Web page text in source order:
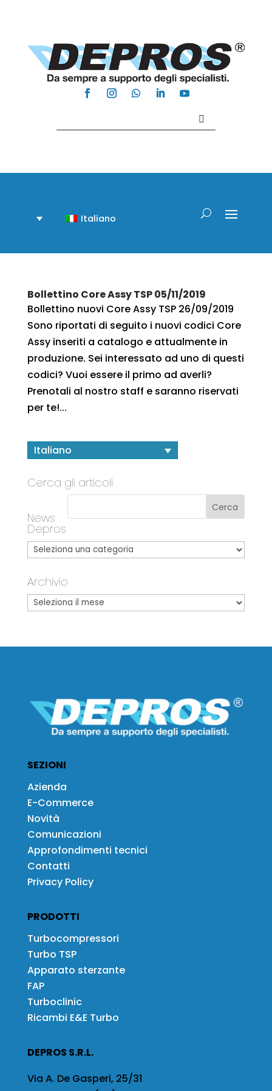
Italiano
Bollettino Core Assy TSP 05/11/2019
Bollettino nuovi Core Assy TSP 26/09/2019
Sono riportati di seguito i nuovi codici Core
Assy inseriti a catalogo e attualmente in
produzione. Sei interessato ad uno di questi
codici? Vuoi essere il primo ad averli?
Prenotali al nostro staff e saranno riservati
per te!...
Italiano
Cerca gli articoli
News
Depros
Archivio
SEZIONI
Azienda
E-Commerce
Novità
Comunicazioni
Approfondimenti tecnici
Contatti
Privacy Policy
PRODOTTI
Turbocompressori
Turbo TSP
Apparato sterzante
FAP
Turboclinic
Ricambi E&E Turbo
DEPROS S.R.L.
Via A. De Gasperi, 25/31